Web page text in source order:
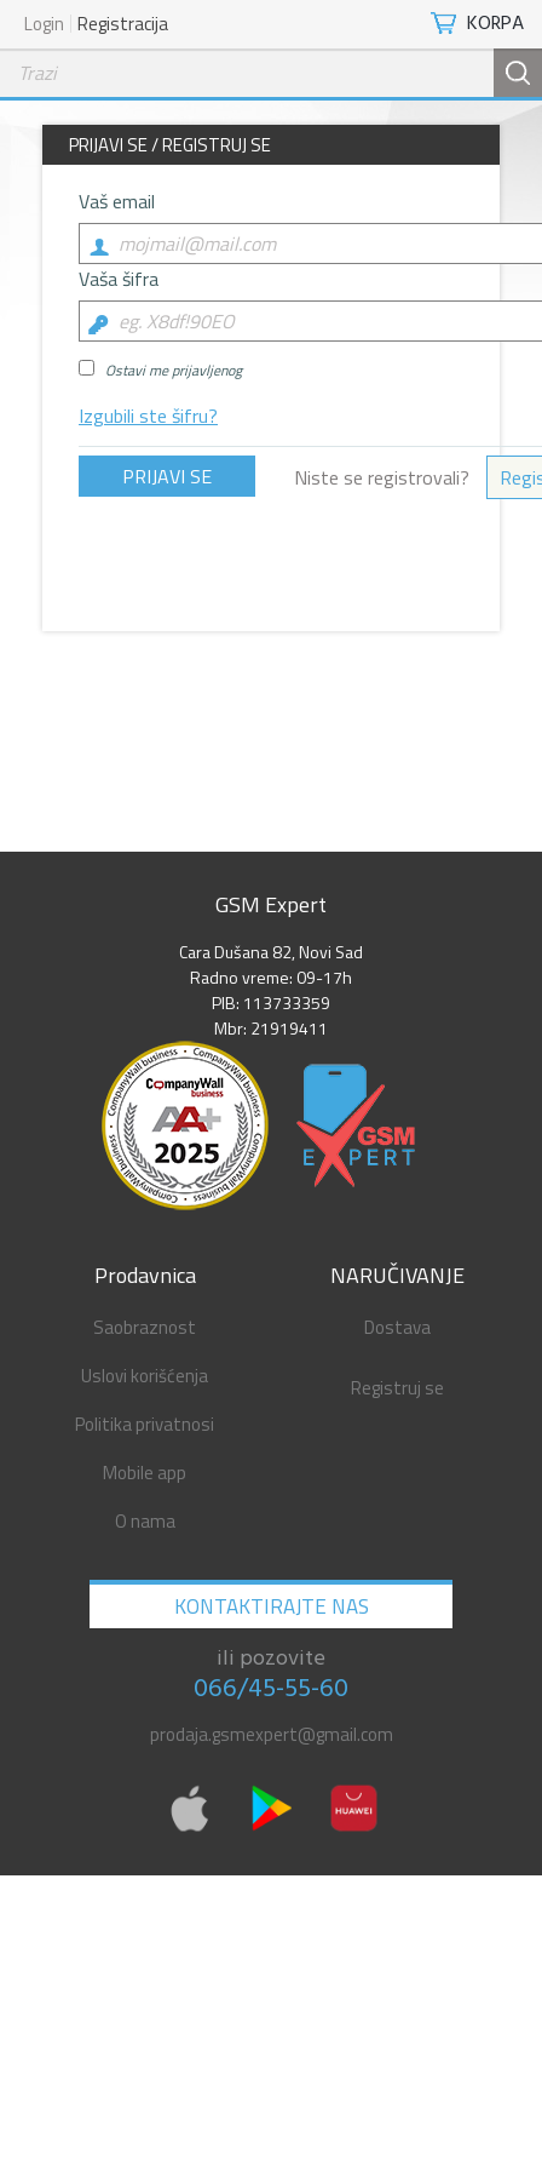
KORPA
Login Registracija
PRIJAVI SE / REGISTRUJ SE
Vaš email
Vaša šifra
Ostavi me prijavljenog
Izgubili ste šifru?
Niste se registrovali?
GSM Expert
Cara Dušana 82, Novi Sad
Radno vreme: 09-17h
PIB: 113733359
Mbr: 21919411
Prodavnica
Saobraznost
Uslovi korišćenja
Politika privatnosi
Mobile app
O nama
NARUČIVANJE
Dostava
Registruj se
KONTAKTIRAJTE NAS
ili pozovite
066/45-55-60
prodaja.gsmexpert@gmail.com